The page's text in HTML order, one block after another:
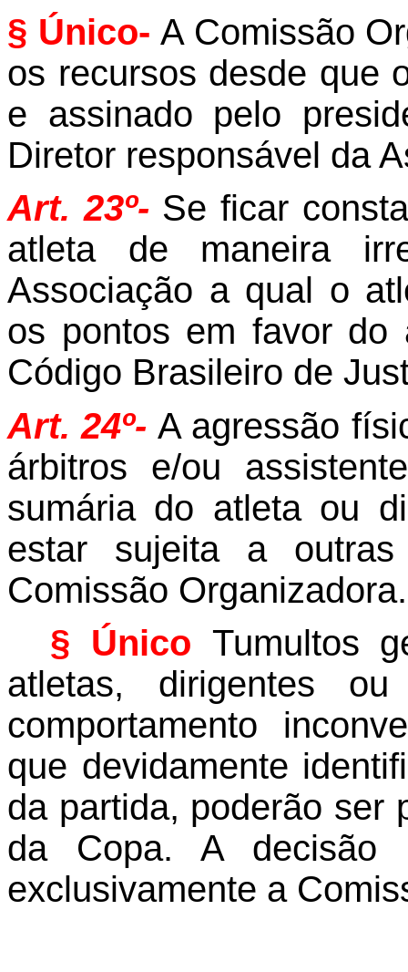
§ Único- A Comissão
os recursos desde que
e assinado pelo
Diretor responsável da
Art. 23º- Se ficar
atleta de maneira
Associação a qual o
os pontos em favor do
Código Brasileiro de
Art. 24º- A agressão
árbitros e/ou
sumária do atleta ou
estar sujeita a outras
Comissão Organizadora.
§ Único Tumultos
atletas, dirigentes
comportamento
que devidamente
da partida, poderão ser
da Copa. A decisão
exclusivamente a